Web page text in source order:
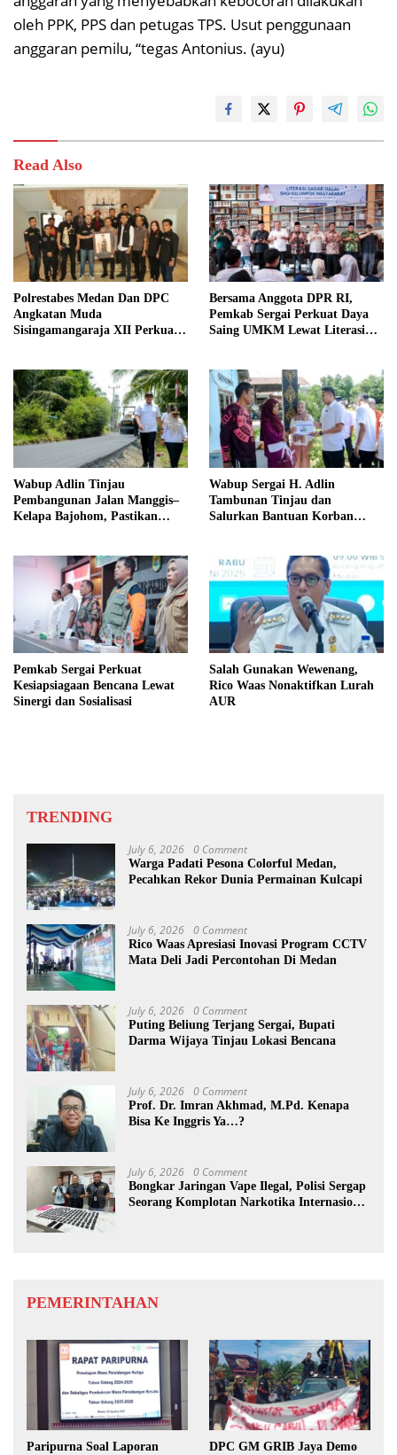
oleh PPK, PPS dan petugas TPS. Usut penggunaan
anggaran pemilu, “tegas Antonius. (ayu)
Read Also
Polrestabes Medan Dan DPC
Angkatan Muda
Sisingamangaraja XII Perkuat
Bersama Anggota DPR RI,
Pemkab Sergai Perkuat Daya
Saing UMKM Lewat Literasi
Wabup Adlin Tinjau
Pembangunan Jalan Manggis–
Kelapa Bajohom, Pastikan
Wabup Sergai H. Adlin
Tambunan Tinjau dan
Salurkan Bantuan Korban
Pemkab Sergai Perkuat
Kesiapsiagaan Bencana Lewat
Sinergi dan Sosialisasi
Salah Gunakan Wewenang,
Rico Waas Nonaktifkan Lurah
AUR
TRENDING
July 6, 2026 0 Comment
Warga Padati Pesona Colorful Medan,
Pecahkan Rekor Dunia Permainan Kulcapi
July 6, 2026 0 Comment
Rico Waas Apresiasi Inovasi Program CCTV
Mata Deli Jadi Percontohan Di Medan
July 6, 2026 0 Comment
Puting Beliung Terjang Sergai, Bupati
Darma Wijaya Tinjau Lokasi Bencana
July 6, 2026 0 Comment
Prof. Dr. Imran Akhmad, M.Pd. Kenapa
Bisa Ke Inggris Ya…?
July 6, 2026 0 Comment
Bongkar Jaringan Vape Ilegal, Polisi Sergap
Seorang Komplotan Narkotika Internasional
PEMERINTAHAN
Paripurna Soal Laporan
DPC GM GRIB Jaya Demo